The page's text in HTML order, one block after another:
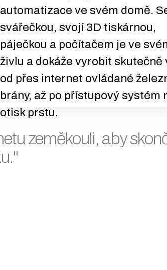
automatizace ve svém domě.
svářečkou, svojí 3D tiskárnou,
páječkou a počítačem je ve
živlu a dokáže vyrobit skutečně
od přes internet ovládané
brány, až po přístupový systém
otisk prstu.
zeměkouli, aby